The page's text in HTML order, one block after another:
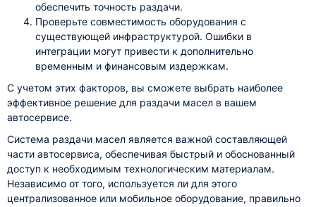
обеспечить точность раздачи.
Проверьте совместимость оборудования с
существующей инфраструктурой. Ошибки в
интеграции могут привести к дополнительно
временным и финансовым издержкам.
С учетом этих факторов, вы сможете выбрать наиболее
эффективное решение для раздачи масел в вашем
автосервисе.
Система раздачи масел является важной составляющей
части автосервиса, обеспечивая быстрый и обоснованный
доступ к необходимым технологическим материалам.
Независимо от того, используется ли для этого
централизованное или мобильное оборудование, правильно